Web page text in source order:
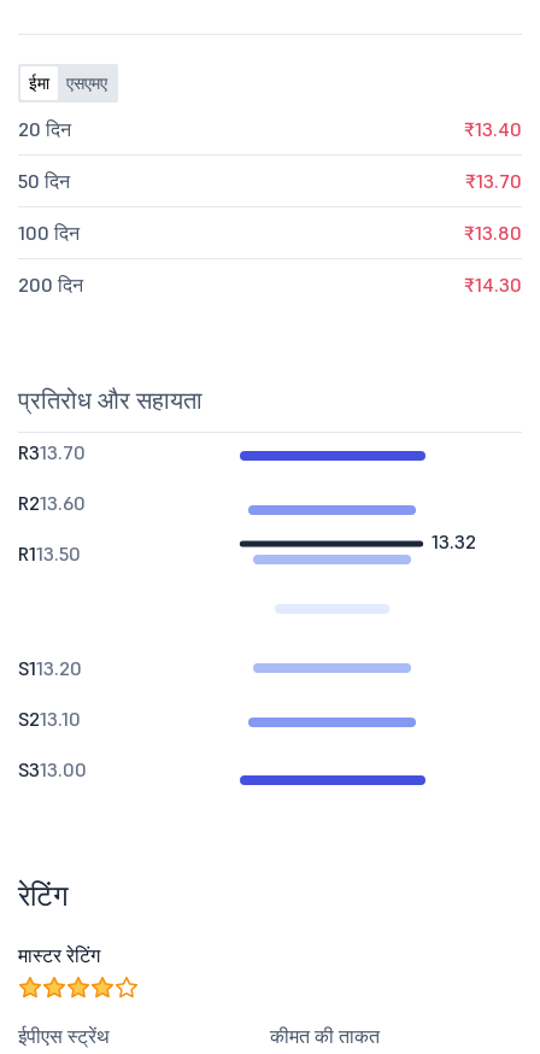
ईमा एसएमए
20 दिन ₹13.40
50 दिन ₹13.70
100 दिन ₹13.80
200 दिन ₹14.30
प्रतिरोध और सहायता
13.32
R313.70
R213.60
R113.50
S113.20
S213.10
S313.00
रेटिंग
मास्टर रेटिंग
ईपीएस स्ट्रेंथ कीमत की ताकत